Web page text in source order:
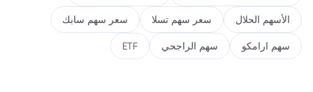
الأسهم الحلال سعر سهم تسلا سعر سهم سابك
سهم ارامكو سهم الراجحي ETF